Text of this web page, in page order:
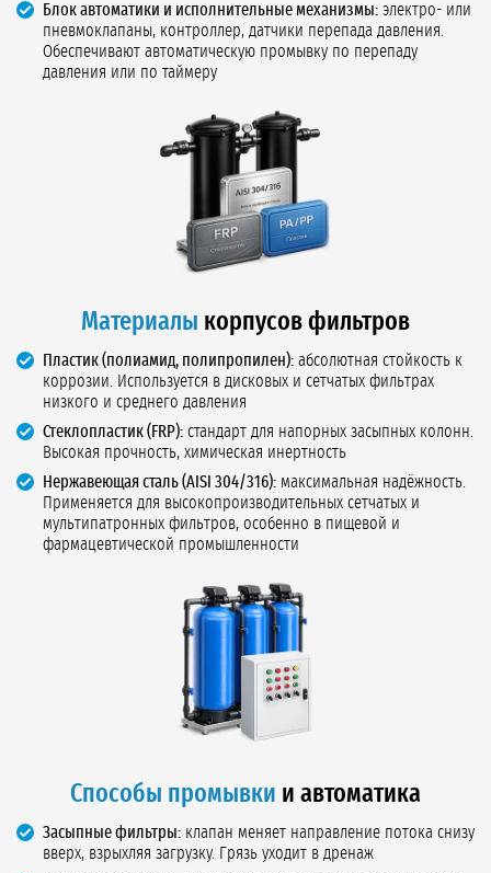
Блок автоматики и исполнительные механизмы: электро- или
пневмоклапаны, контроллер, датчики перепада давления.
Обеспечивают автоматическую промывку по перепаду
давления или по таймеру
Материалы корпусов фильтров
Пластик (полиамид, полипропилен): абсолютная стойкость к
коррозии. Используется в дисковых и сетчатых фильтрах
низкого и среднего давления
Стеклопластик (FRP): стандарт для напорных засыпных колонн.
Высокая прочность, химическая инертность
Нержавеющая сталь (AISI 304/316): максимальная надёжность.
Применяется для высокопроизводительных сетчатых и
мультипатронных фильтров, особенно в пищевой и
фармацевтической промышленности
Способы промывки и автоматика
Засыпные фильтры: клапан меняет направление потока снизу
вверх, взрыхляя загрузку. Грязь уходит в дренаж